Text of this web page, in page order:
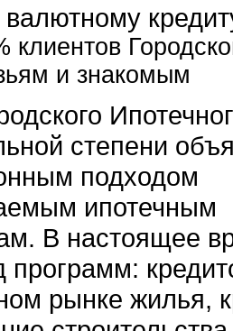
клиентов
и знакомым
степени
подходом
ипотечным
В настоящее
программ:
рынке жилья,